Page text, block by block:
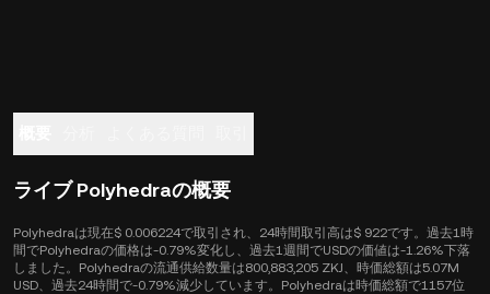
ライブ Polyhedraの概要
Polyhedraは現在$ 0.006224で取引され、24時間取引高は$ 922です。過去1時
間でPolyhedraの価格は-0.79%変化し、過去1週間でUSDの価値は-1.26%下落
しました。Polyhedraの流通供給数量は800,883,205 ZKJ、時価総額は5.07M
USD、過去24時間で-0.79%減少しています。Polyhedraは時価総額で1157位